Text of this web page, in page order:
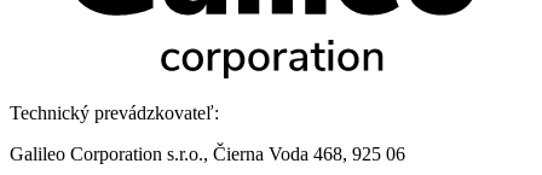
Technický prevádzkovateľ:
Galileo Corporation s.r.o., Čierna Voda 468, 925 06